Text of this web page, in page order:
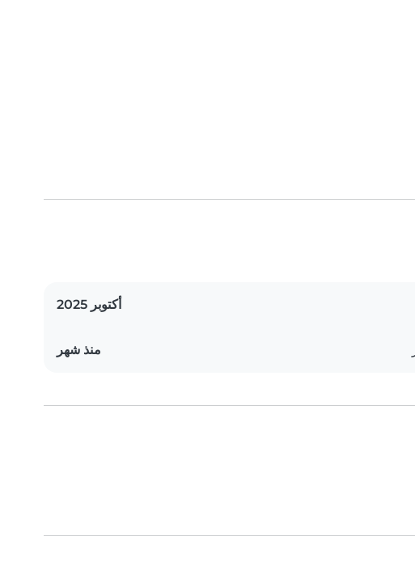
أكتوبر 2025
منذ شهر